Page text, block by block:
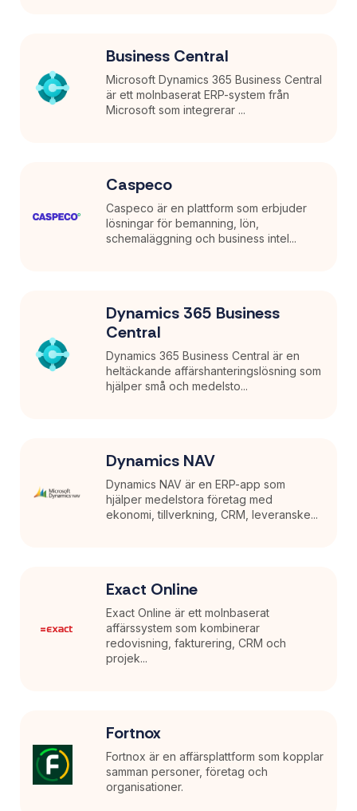
Business Central
Microsoft Dynamics 365 Business Central
är ett molnbaserat ERP-system från
Microsoft som integrerar ...
Caspeco
Caspeco är en plattform som erbjuder
lösningar för bemanning, lön,
schemaläggning och business intel...
Dynamics 365 Business
Central
Dynamics 365 Business Central är en
heltäckande affärshanteringslösning som
hjälper små och medelsto...
Dynamics NAV
Dynamics NAV är en ERP-app som
hjälper medelstora företag med
ekonomi, tillverkning, CRM, leveranske...
Exact Online
Exact Online är ett molnbaserat
affärssystem som kombinerar
redovisning, fakturering, CRM och
projek...
Fortnox
Fortnox är en affärsplattform som kopplar
samman personer, företag och
organisationer.